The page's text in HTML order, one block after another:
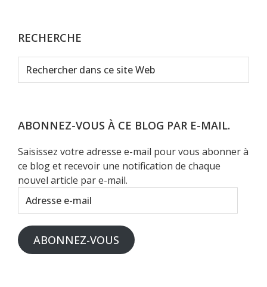
RECHERCHE
Rechercher
dans
Web
ABONNEZ-VOUS À CE BLOG PAR E-MAIL.
Saisissez votre adresse e-mail pour vous abonner à
ce blog et recevoir une notification de chaque
nouvel article par e-mail.
Adresse
e-
mail
ABONNEZ-VOUS